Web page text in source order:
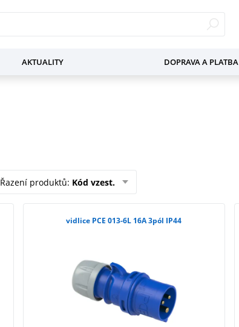
AKTUALITY DOPRAVA A PLATBA
Řazení produktů: Kód vzest.
vidlice PCE 013-6L 16A 3pól IP44